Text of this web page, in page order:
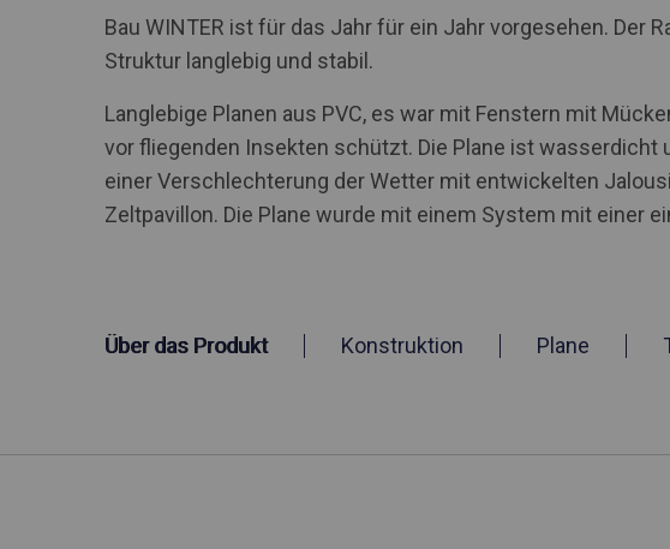
Bau WINTER ist für das Jahr für ein Jahr vorgesehen. Der
Struktur langlebig und stabil.
Langlebige Planen aus PVC, es war mit Fenstern mit
vor fliegenden Insekten schützt. Die Plane ist wasserdicht
einer Verschlechterung der Wetter mit entwickelten
Zeltpavillon. Die Plane wurde mit einem System mit einer
Über das Produkt Konstruktion Plane